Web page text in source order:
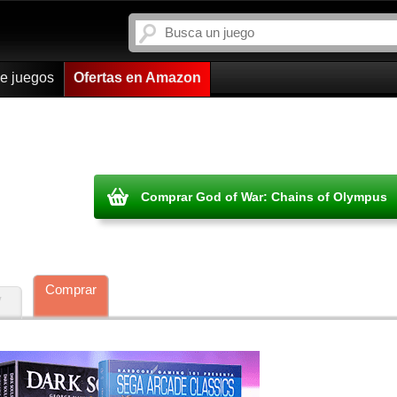
juegos Ofertas en Amazon
Comprar God of War: Chains of Olympus
Comprar